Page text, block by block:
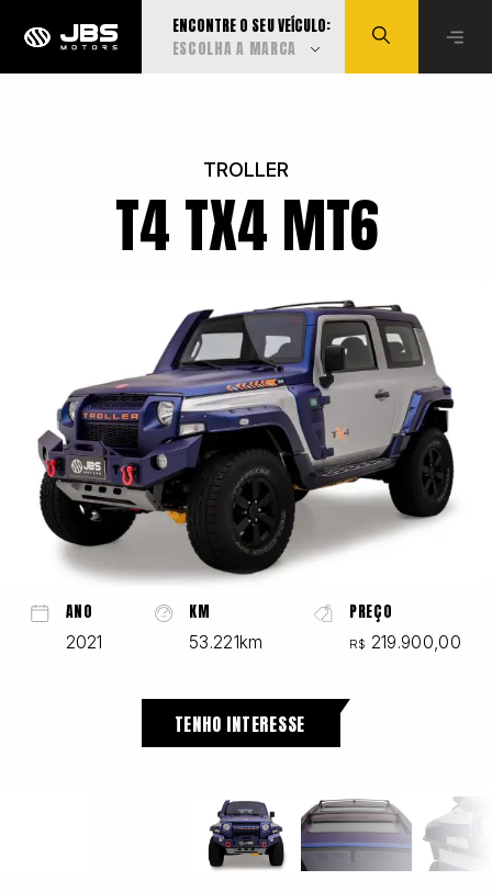
ENCONTRE O SEU VEÍCULO:
ESCOLHA A MARCA
Audi
Can-Am
Caoa Changan
Caoa Chery
Chevrolet
Ford
TROLLER
T4 TX4 MT6
ANO
2021
KM
53.221km
PREÇO
R$ 219.900,00
TENHO INTERESSE